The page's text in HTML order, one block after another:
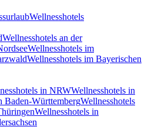
Wellnesshotels
Wellnesshotels an der
Wellnesshotels im
Wellnesshotels im Bayerischen
in NRWWellnesshotels in
Baden-WürttembergWellnesshotels
Wellnesshotels in